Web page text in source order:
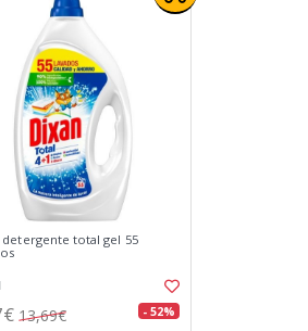
detergente total gel 55
13,69€ - 52%